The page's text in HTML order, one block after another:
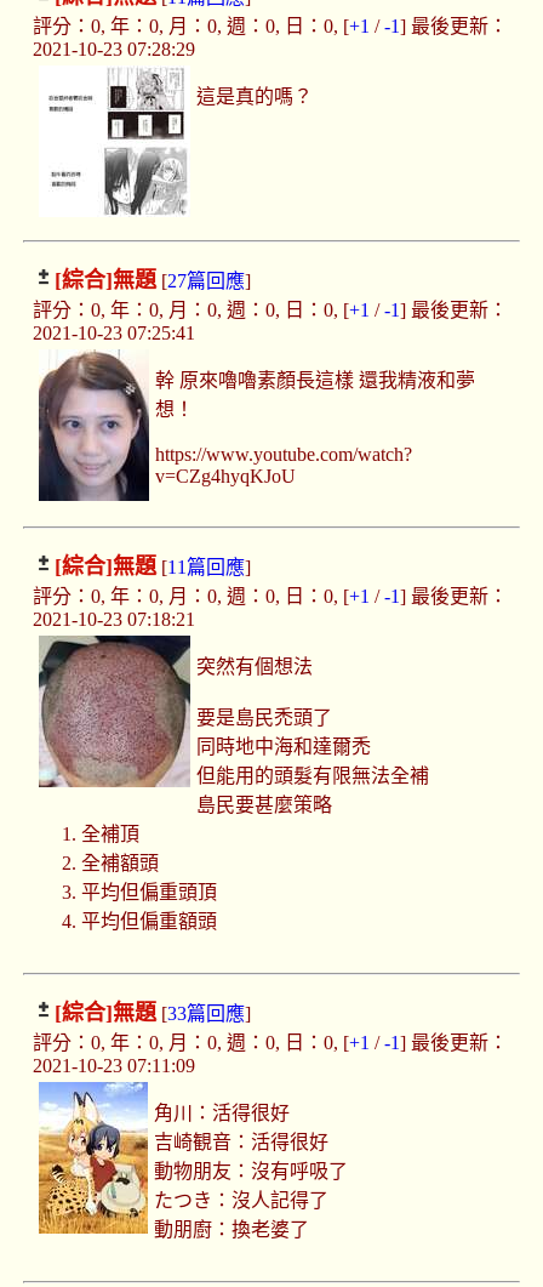
評分：0, 年：0, 月：0, 週：0, 日：0, [+1 /-1] 最後更新：
2021-10-23 07:28:29
這是真的嗎？
[綜合]無題[27篇回應]
評分：0, 年：0, 月：0, 週：0, 日：0, [+1 /-1] 最後更新：
2021-10-23 07:25:41
幹 原來嚕嚕素顏長這樣 還我精液和夢
想！
https://www.youtube.com/watch?
v=CZg4hyqKJoU
[綜合]無題[11篇回應]
評分：0, 年：0, 月：0, 週：0, 日：0, [+1 /-1] 最後更新：
2021-10-23 07:18:21
突然有個想法
要是島民禿頭了
同時地中海和達爾禿
但能用的頭髮有限無法全補
島民要甚麼策略
1. 全補頂
2. 全補額頭
3. 平均但偏重頭頂
4. 平均但偏重額頭
[綜合]無題[33篇回應]
評分：0, 年：0, 月：0, 週：0, 日：0, [+1 /-1] 最後更新：
2021-10-23 07:11:09
角川：活得很好
吉崎観音：活得很好
動物朋友：沒有呼吸了
たつき：沒人記得了
動朋廚：換老婆了